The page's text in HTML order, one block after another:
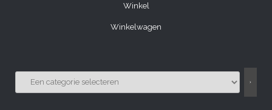
Winkel
Winkelwagen
EEN
CATEGORIE
SELECTEREN